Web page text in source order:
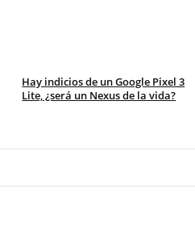
Hay indicios de un Google Pixel 3
Lite, ¿será un Nexus de la vida?